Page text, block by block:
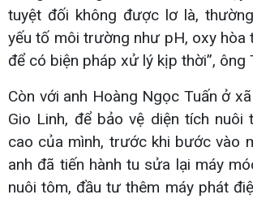
tuyệt đối không được lơ là,
yếu tố môi trường như pH, oxy hòa
để có biện pháp xử lý kịp thời”, ông
Còn với anh Hoàng Ngọc Tuấn ở
Gio Linh, để bảo vệ diện tích nuôi
cao của mình, trước khi bước vào
anh đã tiến hành tu sửa lại máy
nuôi tôm, đầu tư thêm máy phát